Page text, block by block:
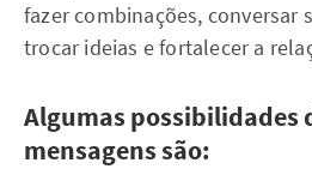
fazer combinações, conversar
trocar ideias e fortalecer a
Algumas possibilidades
mensagens são: